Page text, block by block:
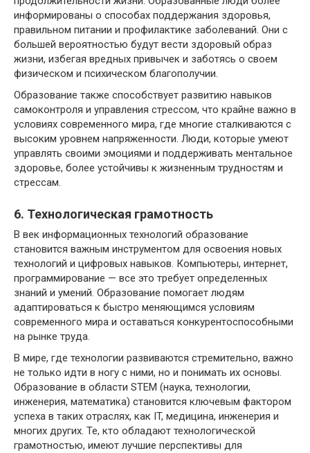
информированы о способах поддержания здоровья,
правильном питании и профилактике заболеваний. Они с
большей вероятностью будут вести здоровый образ
жизни, избегая вредных привычек и заботясь о своем
физическом и психическом благополучии.
Образование также способствует развитию навыков
самоконтроля и управления стрессом, что крайне важно в
условиях современного мира, где многие сталкиваются с
высоким уровнем напряженности. Люди, которые умеют
управлять своими эмоциями и поддерживать ментальное
здоровье, более устойчивы к жизненным трудностям и
стрессам.
6. Технологическая грамотность
В век информационных технологий образование
становится важным инструментом для освоения новых
технологий и цифровых навыков. Компьютеры, интернет,
программирование — все это требует определенных
знаний и умений. Образование помогает людям
адаптироваться к быстро меняющимся условиям
современного мира и оставаться конкурентоспособными
на рынке труда.
В мире, где технологии развиваются стремительно, важно
не только идти в ногу с ними, но и понимать их основы.
Образование в области STEM (наука, технологии,
инженерия, математика) становится ключевым фактором
успеха в таких отраслях, как IT, медицина, инженерия и
многих других. Те, кто обладают технологической
грамотностью, имеют лучшие перспективы для